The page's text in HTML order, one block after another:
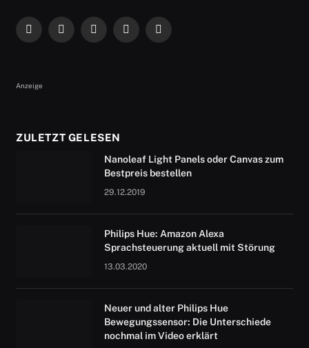
Facebook
X
Instagram
RSS YouTube
Anzeige
ZULETZT GELESEN
Nanoleaf Light Panels oder Canvas zum
Bestpreis bestellen
29.12.2019
Philips Hue: Amazon Alexa
Sprachsteuerung aktuell mit Störung
13.03.2020
Neuer und alter Philips Hue
Bewegungssensor: Die Unterschiede
nochmal im Video erklärt